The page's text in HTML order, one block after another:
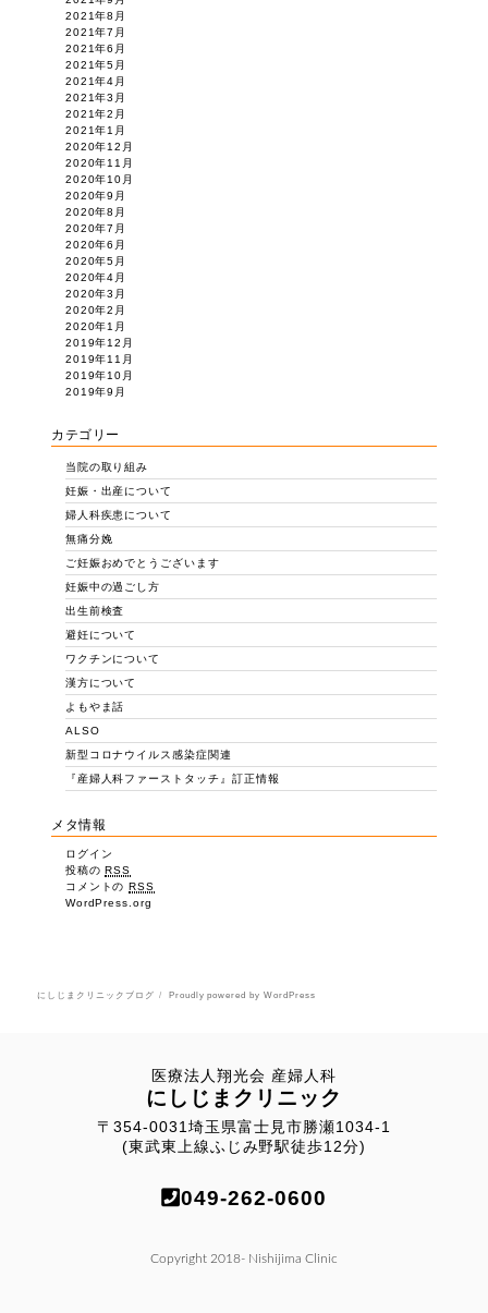
2021年8月
2021年7月
2021年6月
2021年5月
2021年4月
2021年3月
2021年2月
2021年1月
2020年12月
2020年11月
2020年10月
2020年9月
2020年8月
2020年7月
2020年6月
2020年5月
2020年4月
2020年3月
2020年2月
2020年1月
2019年12月
2019年11月
2019年10月
2019年9月
カテゴリー
当院の取り組み
妊娠・出産について
婦人科疾患について
無痛分娩
ご妊娠おめでとうございます
妊娠中の過ごし方
出生前検査
避妊について
ワクチンについて
漢方について
よもやま話
ALSO
新型コロナウイルス感染症関連
『産婦人科ファーストタッチ』訂正情報
メタ情報
ログイン
投稿のRSS
コメントのRSS
WordPress.org
にしじまクリニックブログ Proudly powered by WordPress
医療法人翔光会 産婦人科
にしじまクリニック
〒354-0031埼玉県富士見市勝瀬1034-1
(東武東上線ふじみ野駅徒歩12分)
049-262-0600
Copyright 2018- Nishijima Clinic